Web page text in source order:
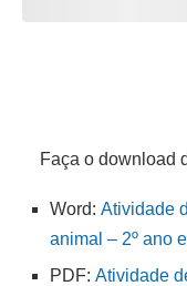
Faça o download
Word: Atividade
animal – 2º ano
PDF: Atividade